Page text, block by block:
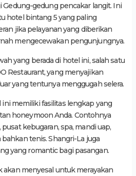
Gedung-gedung pencakar langit. Ini
hotel bintang 5 yang paling
jika pelayanan yang diberikan
mengecewakan pengunjungnya.
yang berada di hotel ini, salah satu
Restaurant, yang menyajikan
yang tentunya menggugah selera.
ini memiliki fasilitas lengkap yang
honeymoon Anda. Contohnya
kebugaran, spa, mandi uap,
tenis. Shangri-La juga
yang romantic bagi pasangan.
akan menyesal untuk merayakan